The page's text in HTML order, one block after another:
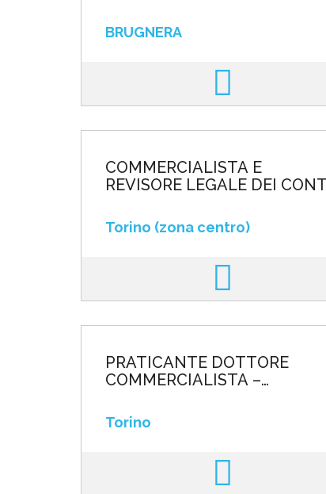
BRUGNERA
COMMERCIALISTA E
REVISORE LEGALE DEI
Torino (zona centro)
PRATICANTE DOTTORE
COMMERCIALISTA –
Torino